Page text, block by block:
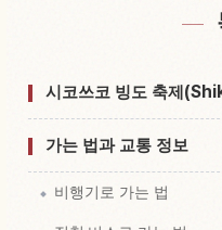
미술관 Koori Tou
시코쓰코 빙도 축제
가는 법과 교통 정보
비행기로 가는 법